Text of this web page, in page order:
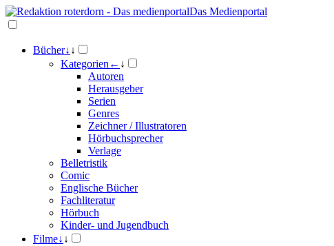
Das Medienportal
Bücher↓ ↓
Kategorien ← ↓
Autoren
Herausgeber
Serien
Genres
Zeichner / Illustratoren
Hörbuchsprecher
Verlage
Belletristik
Comic
Englische Bücher
Fachliteratur
Hörbuch
Kinder- und Jugendbuch
Filme↓ ↓